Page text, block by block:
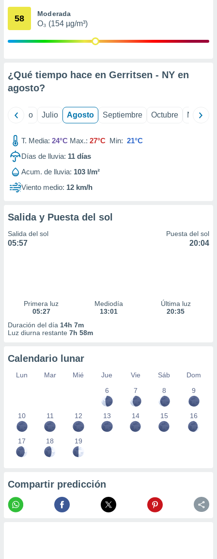
mediante
publicidad
1199
58 Moderada
O₃ (154 µg/m³)
¿Qué tiempo hace en Gerritsen - NY en
agosto?
Junio Julio Agosto Septiembre Octubre
T. Media: 24°C Max.: 27°C Min: 21°C
Días de lluvia: 11 días
Acum. de lluvia: 103 l/m²
Viento medio: 12 km/h
Salida y Puesta del sol
Salida del sol
05:57
Puesta del sol
20:04
Primera luz
05:27
Mediodía
13:01
Última luz
20:35
Duración del día 14h 7m
Luz diurna restante 7h 58m
Calendario lunar
Lun Mar Mié Jue Vie Sáb
Dom
6
7 8 9
10 11 12 13 14 15 16
17 18 19
Compartir predicción